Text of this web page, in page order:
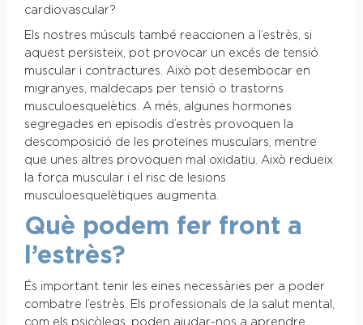
cardiovascular?
Els nostres músculs també reaccionen a l’estrès, si
aquest persisteix, pot provocar un excés de tensió
muscular i contractures. Això pot desembocar en
migranyes, maldecaps per tensió o trastorns
musculoesquelètics. A més, algunes hormones
segregades en episodis d’estrès provoquen la
descomposició de les proteïnes musculars, mentre
que unes altres provoquen mal oxidatiu. Això redueix
la força muscular i el risc de lesions
musculoesquelètiques augmenta.
Què podem fer front a
l’estrès?
És important tenir les eines necessàries per a poder
combatre l’estrès. Els professionals de la salut mental,
com els psicòlegs, poden ajudar-nos a aprendre